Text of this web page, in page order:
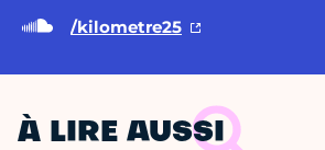
/kilometre25
À LIRE AUSSI